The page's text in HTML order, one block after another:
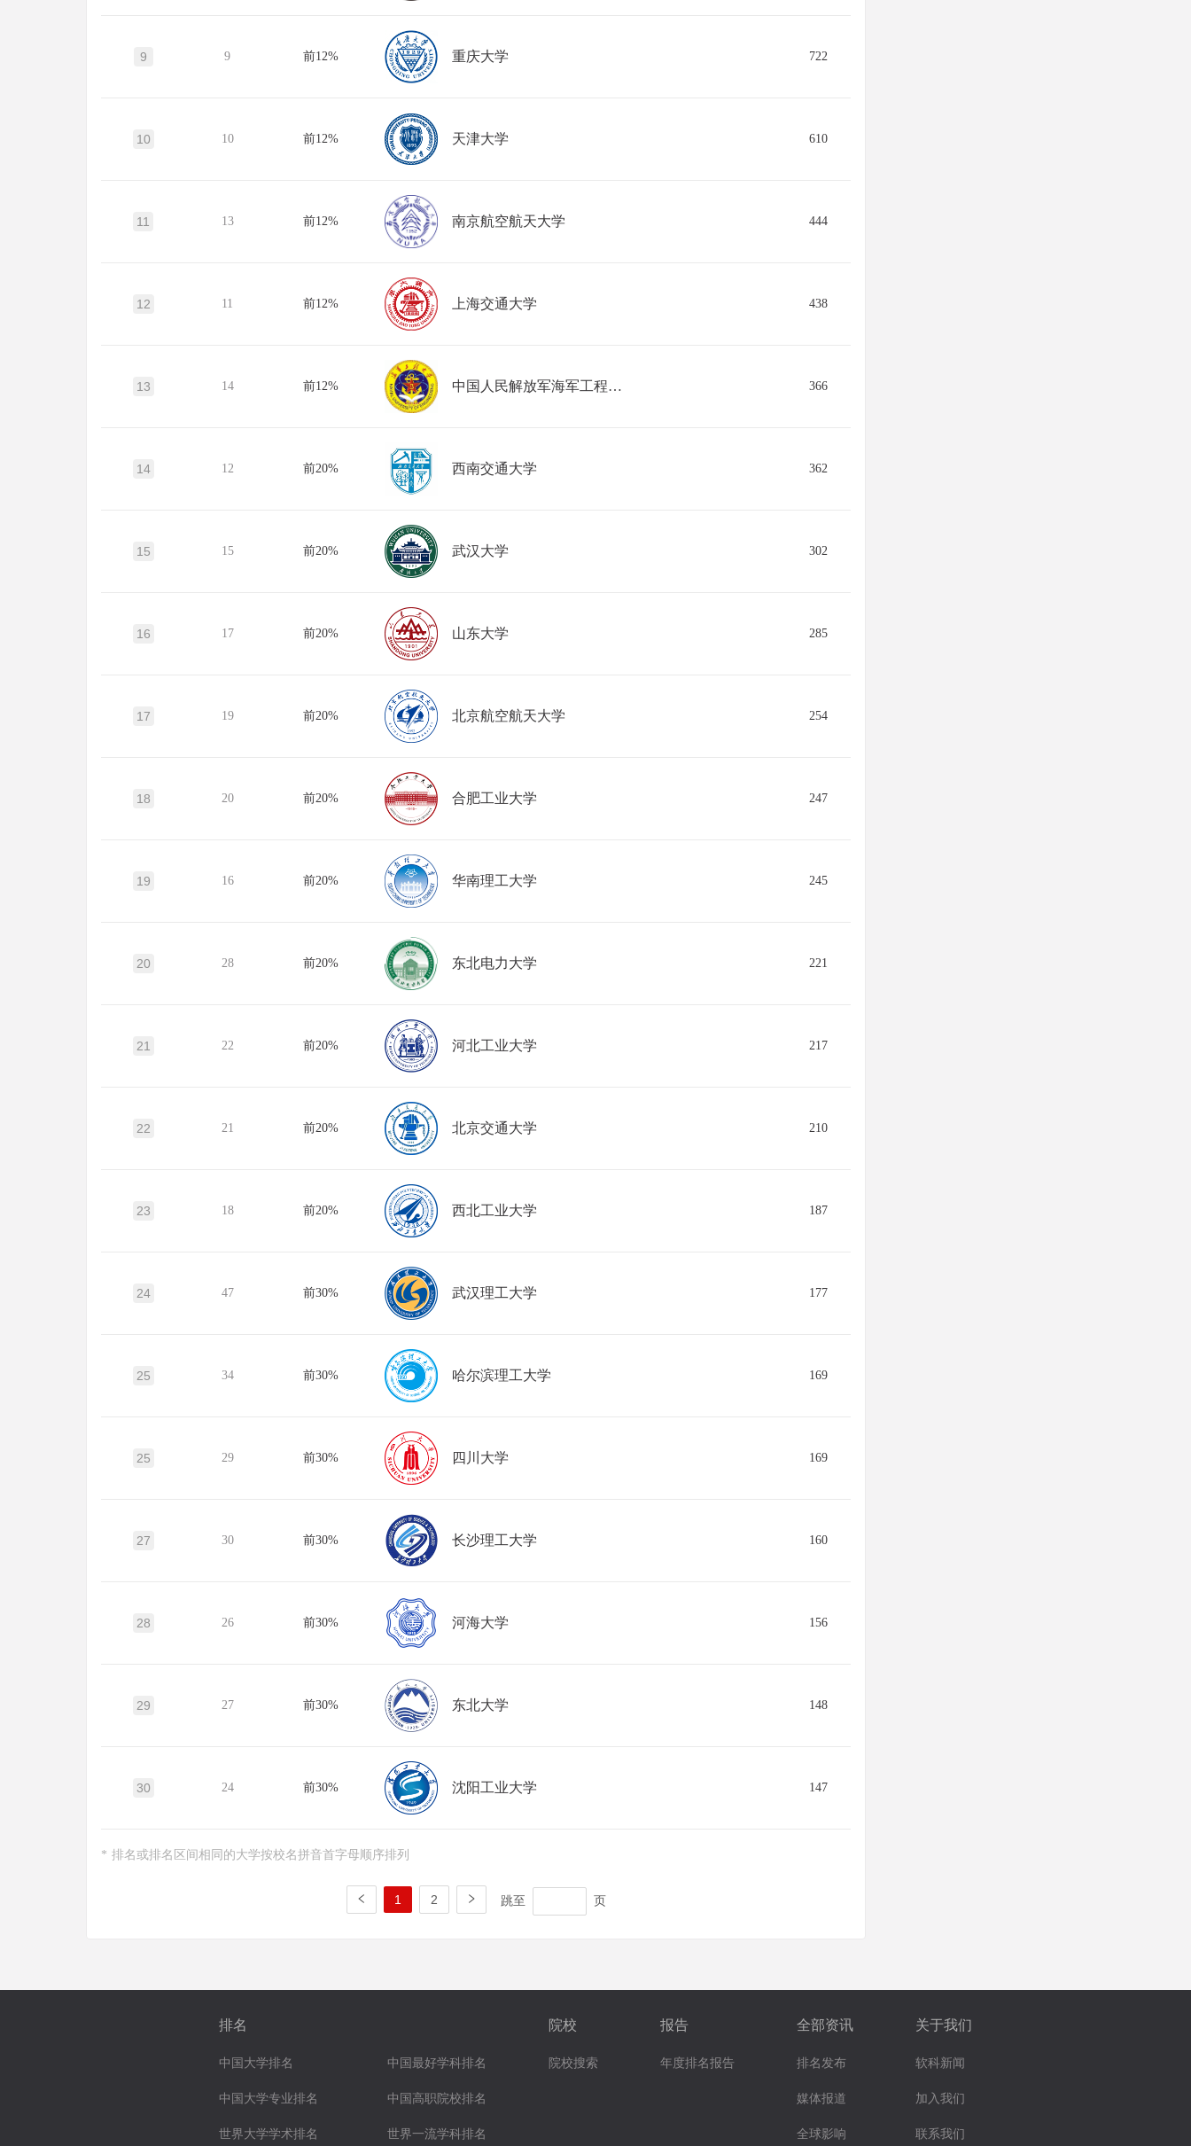
9 9 前12% 重庆大学 722
10 10 前12% 天津大学 610
11 13 前12% 南京航空航天大学 444
12 11 前12% 上海交通大学 438
13 14 前12% 中国人民解放军海军工程大学 366
14 12 前20% 西南交通大学 362
15 15 前20% 武汉大学 302
16 17 前20% 山东大学 285
17 19 前20% 北京航空航天大学 254
18 20 前20% 合肥工业大学 247
19 16 前20% 华南理工大学 245
20 28 前20% 东北电力大学 221
21 22 前20% 河北工业大学 217
22 21 前20% 北京交通大学 210
23 18 前20% 西北工业大学 187
24 47 前30% 武汉理工大学 177
25 34 前30% 哈尔滨理工大学 169
25 29 前30% 四川大学 169
27 30 前30% 长沙理工大学 160
28 26 前30% 河海大学 156
29 27 前30% 东北大学 148
30 24 前30% 沈阳工业大学 147
* 排名或排名区间相同的大学按校名拼音首字母顺序排列
1 2 跳至 页
排名
中国大学排名
中国大学专业排名
世界大学学术排名
中国最好学科排名
中国高职院校排名
世界一流学科排名
院校
院校搜索
报告
年度排名报告
全部资讯
排名发布
媒体报道
全球影响
关于我们
软科新闻
加入我们
联系我们